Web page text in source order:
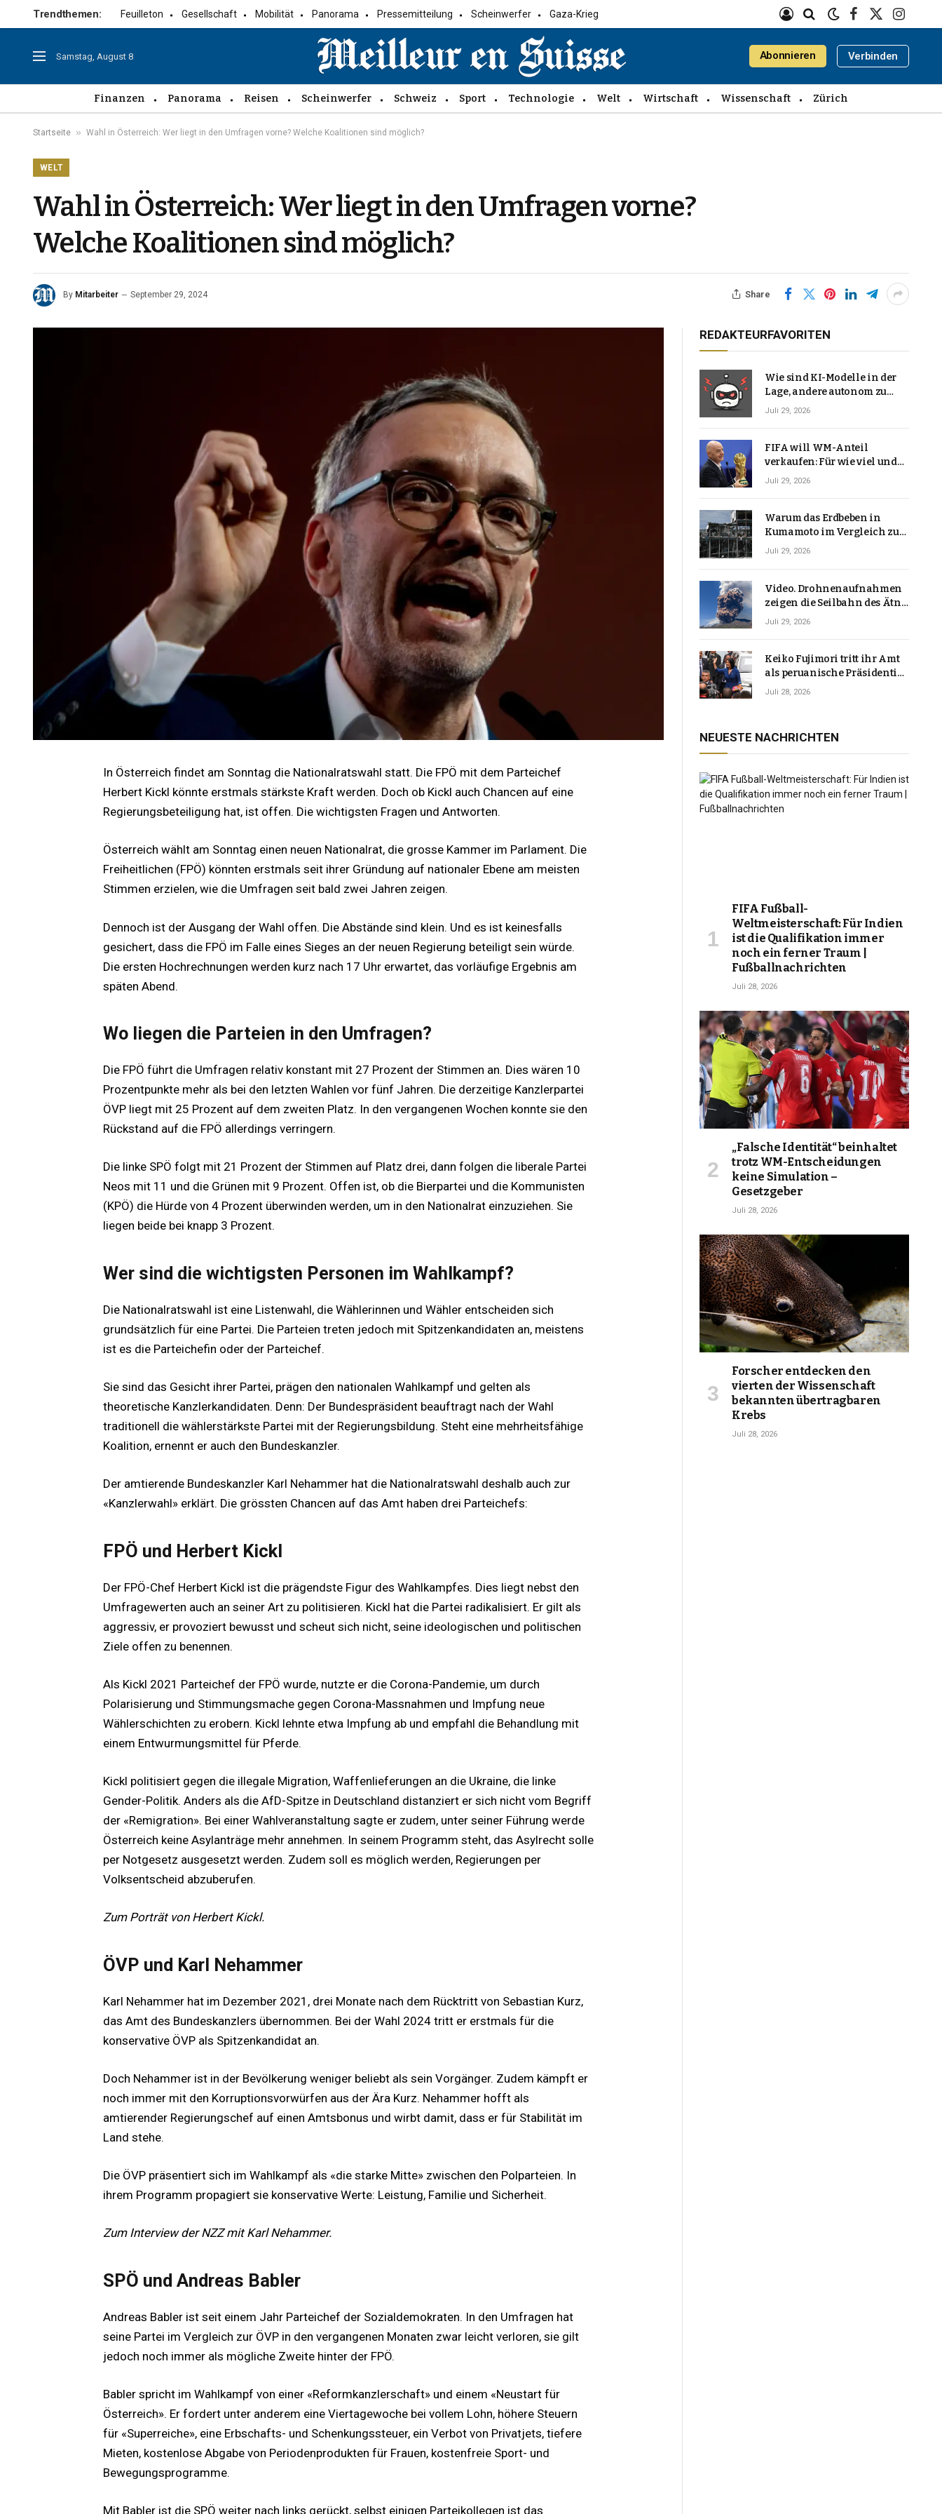
Trendthemen: Feuilleton Gesellschaft Mobilität Panorama Pressemitteilung Scheinwerfer Gaza-Krieg
Facebook
X
Samstag, August 8 Abonnieren Verbinden
Finanzen Panorama Reisen Scheinwerfer Schweiz Sport Technologie Welt Wirtschaft Wissenschaft Zürich
Startseite » Wahl in Österreich: Wer liegt in den Umfragen vorne? Welche Koalitionen sind möglich?
WELT
Wahl in Österreich: Wer liegt in den Umfragen vorne?
Welche Koalitionen sind möglich?
By Mitarbeiter September 29, 2024 Share
In Österreich findet am Sonntag die Nationalratswahl statt. Die FPÖ mit dem Parteichef
Herbert Kickl könnte erstmals stärkste Kraft werden. Doch ob Kickl auch Chancen auf eine
Regierungsbeteiligung hat, ist offen. Die wichtigsten Fragen und Antworten.
Österreich wählt am Sonntag einen neuen Nationalrat, die grosse Kammer im Parlament. Die
Freiheitlichen (FPÖ) könnten erstmals seit ihrer Gründung auf nationaler Ebene am meisten
Stimmen erzielen, wie die Umfragen seit bald zwei Jahren zeigen.
Dennoch ist der Ausgang der Wahl offen. Die Abstände sind klein. Und es ist keinesfalls
gesichert, dass die FPÖ im Falle eines Sieges an der neuen Regierung beteiligt sein würde.
Die ersten Hochrechnungen werden kurz nach 17 Uhr erwartet, das vorläufige Ergebnis am
späten Abend.
Wo liegen die Parteien in den Umfragen?
Die FPÖ führt die Umfragen relativ konstant mit 27 Prozent der Stimmen an. Dies wären 10
Prozentpunkte mehr als bei den letzten Wahlen vor fünf Jahren. Die derzeitige Kanzlerpartei
ÖVP liegt mit 25 Prozent auf dem zweiten Platz. In den vergangenen Wochen konnte sie den
Rückstand auf die FPÖ allerdings verringern.
Die linke SPÖ folgt mit 21 Prozent der Stimmen auf Platz drei, dann folgen die liberale Partei
Neos mit 11 und die Grünen mit 9 Prozent. Offen ist, ob die Bierpartei und die Kommunisten
(KPÖ) die Hürde von 4 Prozent überwinden werden, um in den Nationalrat einzuziehen. Sie
liegen beide bei knapp 3 Prozent.
Wer sind die wichtigsten Personen im Wahlkampf?
Die Nationalratswahl ist eine Listenwahl, die Wählerinnen und Wähler entscheiden sich
grundsätzlich für eine Partei. Die Parteien treten jedoch mit Spitzenkandidaten an, meistens
ist es die Parteichefin oder der Parteichef.
Sie sind das Gesicht ihrer Partei, prägen den nationalen Wahlkampf und gelten als
theoretische Kanzlerkandidaten. Denn: Der Bundespräsident beauftragt nach der Wahl
traditionell die wählerstärkste Partei mit der Regierungsbildung. Steht eine mehrheitsfähige
Koalition, ernennt er auch den Bundeskanzler.
Der amtierende Bundeskanzler Karl Nehammer hat die Nationalratswahl deshalb auch zur
«Kanzlerwahl» erklärt. Die grössten Chancen auf das Amt haben drei Parteichefs:
FPÖ und Herbert Kickl
Der FPÖ-Chef Herbert Kickl ist die prägendste Figur des Wahlkampfes. Dies liegt nebst den
Umfragewerten auch an seiner Art zu politisieren. Kickl hat die Partei radikalisiert. Er gilt als
aggressiv, er provoziert bewusst und scheut sich nicht, seine ideologischen und politischen
Ziele offen zu benennen.
Als Kickl 2021 Parteichef der FPÖ wurde, nutzte er die Corona-Pandemie, um durch
Polarisierung und Stimmungsmache gegen Corona-Massnahmen und Impfung neue
Wählerschichten zu erobern. Kickl lehnte etwa Impfung ab und empfahl die Behandlung mit
einem Entwurmungsmittel für Pferde.
Kickl politisiert gegen die illegale Migration, Waffenlieferungen an die Ukraine, die linke
Gender-Politik. Anders als die AfD-Spitze in Deutschland distanziert er sich nicht vom Begriff
der «Remigration». Bei einer Wahlveranstaltung sagte er zudem, unter seiner Führung werde
Österreich keine Asylanträge mehr annehmen. In seinem Programm steht, das Asylrecht solle
per Notgesetz ausgesetzt werden. Zudem soll es möglich werden, Regierungen per
Volksentscheid abzuberufen.
Zum Porträt von Herbert Kickl.
ÖVP und Karl Nehammer
Karl Nehammer hat im Dezember 2021, drei Monate nach dem Rücktritt von Sebastian Kurz,
das Amt des Bundeskanzlers übernommen. Bei der Wahl 2024 tritt er erstmals für die
konservative ÖVP als Spitzenkandidat an.
Doch Nehammer ist in der Bevölkerung weniger beliebt als sein Vorgänger. Zudem kämpft er
noch immer mit den Korruptionsvorwürfen aus der Ära Kurz. Nehammer hofft als
amtierender Regierungschef auf einen Amtsbonus und wirbt damit, dass er für Stabilität im
Land stehe.
Die ÖVP präsentiert sich im Wahlkampf als «die starke Mitte» zwischen den Polparteien. In
ihrem Programm propagiert sie konservative Werte: Leistung, Familie und Sicherheit.
Zum Interview der NZZ mit Karl Nehammer.
SPÖ und Andreas Babler
Andreas Babler ist seit einem Jahr Parteichef der Sozialdemokraten. In den Umfragen hat
seine Partei im Vergleich zur ÖVP in den vergangenen Monaten zwar leicht verloren, sie gilt
jedoch noch immer als mögliche Zweite hinter der FPÖ.
Babler spricht im Wahlkampf von einer «Reformkanzlerschaft» und einem «Neustart für
Österreich». Er fordert unter anderem eine Viertagewoche bei vollem Lohn, höhere Steuern
für «Superreiche», eine Erbschafts- und Schenkungssteuer, ein Verbot von Privatjets, tiefere
Mieten, kostenlose Abgabe von Periodenprodukten für Frauen, kostenfreie Sport- und
Bewegungsprogramme.
Mit Babler ist die SPÖ weiter nach links gerückt, selbst einigen Parteikollegen ist das
REDAKTEURFAVORITEN
Wie sind KI-Modelle in der
Lage, andere autonom zu
hacken? | Technologie-News
Juli 29, 2026
FIFA will WM-Anteil
verkaufen: Für wie viel und
warum macht Gianni
Juli 29, 2026
Warum das Erdbeben in
Kumamoto im Vergleich zu
den meisten Erdbeben, die
Juli 29, 2026
Video. Drohnenaufnahmen
zeigen die Seilbahn des Ätna
über einer Vulkanlandschaft
Juli 29, 2026
Keiko Fujimori tritt ihr Amt
als peruanische Präsidentin
an und verspricht, das
Juli 28, 2026
NEUESTE NACHRICHTEN
FIFA Fußball-
Weltmeisterschaft: Für Indien
ist die Qualifikation immer
noch ein ferner Traum |
Fußballnachrichten
Juli 28, 2026
„Falsche Identität“ beinhaltet
trotz WM-Entscheidungen
keine Simulation –
Gesetzgeber
Juli 28, 2026
Forscher entdecken den
vierten der Wissenschaft
bekannten übertragbaren
Krebs
Juli 28, 2026